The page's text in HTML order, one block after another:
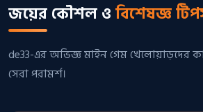
জয়ের কৌশল ওবিশেষজ্ঞ
de33-এর অভিজ্ঞ মাইন গেম খেলোয়াড়দের
সেরা পরামর্শ।